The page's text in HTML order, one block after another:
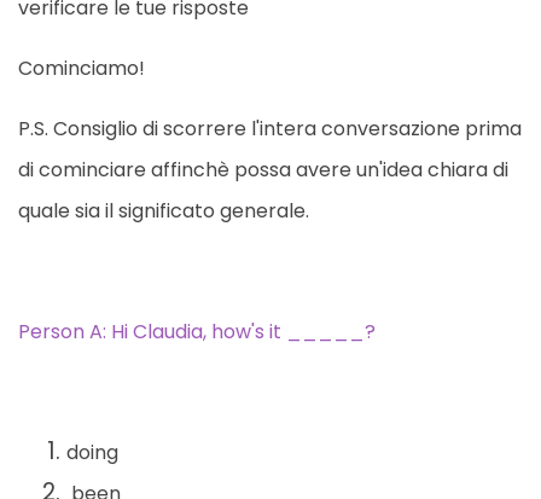
verificare le tue risposte
Cominciamo!
P.S. Consiglio di scorrere l'intera conversazione prima
di cominciare affinchè possa avere un'idea chiara di
quale sia il significato generale.
Person A: Hi Claudia, how's it _____?
doing